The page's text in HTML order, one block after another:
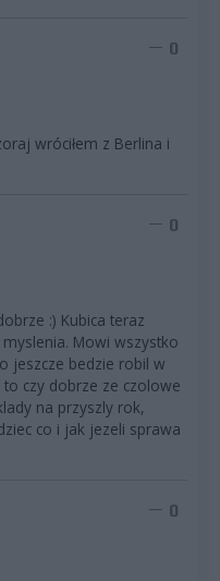
0
wróciłem z Berlina i
0
:) Kubica teraz
Mowi wszystko
jeszcze bedzie robil w
czy dobrze ze czolowe
na przyszly rok,
co i jak jezeli sprawa
0